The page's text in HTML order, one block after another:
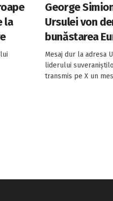
la
George
Ursulei von
bunăstarea
Mesaj dur la adresa
liderului
transmis pe X un